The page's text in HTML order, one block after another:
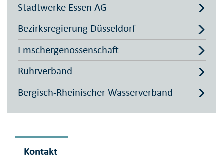
Stadtwerke Essen AG
Bezirksregierung Düsseldorf
Emschergenossenschaft
Ruhrverband
Bergisch-Rheinischer Wasserverband
Kontakt